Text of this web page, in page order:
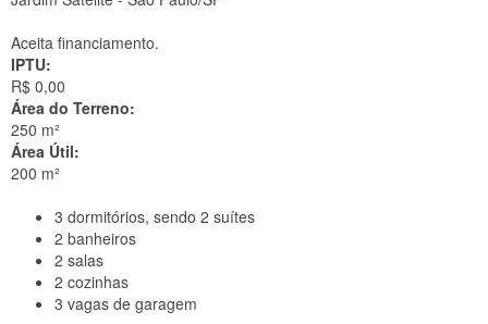
Aceita financiamento.
IPTU:
R$ 0,00
Área do Terreno:
250 m²
Área Útil:
200 m²
3 dormitórios, sendo 2 suítes
2 banheiros
2 salas
2 cozinhas
3 vagas de garagem